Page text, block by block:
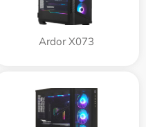
Ardor X073